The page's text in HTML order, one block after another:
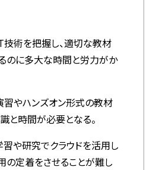
術を把握し、適切な教材
のに多大な時間と労力がか
やハンズオン形式の教材
と時間が必要となる。
や研究でクラウドを活用し
の定着をさせることが難し